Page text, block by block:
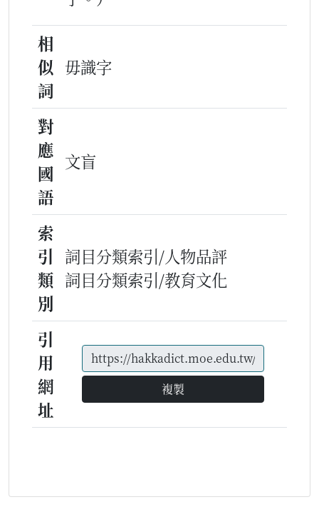
相
似
詞
毋識字
對
應
國
語
文盲
索
引
類
別
詞目分類索引/人物品評
詞目分類索引/教育文化
引
用
網
址
複製